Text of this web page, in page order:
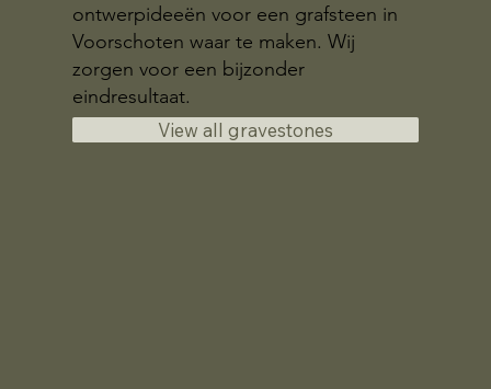
ontwerpideeën voor een grafsteen in
Voorschoten waar te maken. Wij
zorgen voor een bijzonder
eindresultaat.
View all gravestones